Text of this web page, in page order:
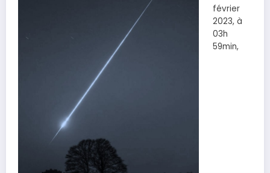
février
2023, à
03h
59min,